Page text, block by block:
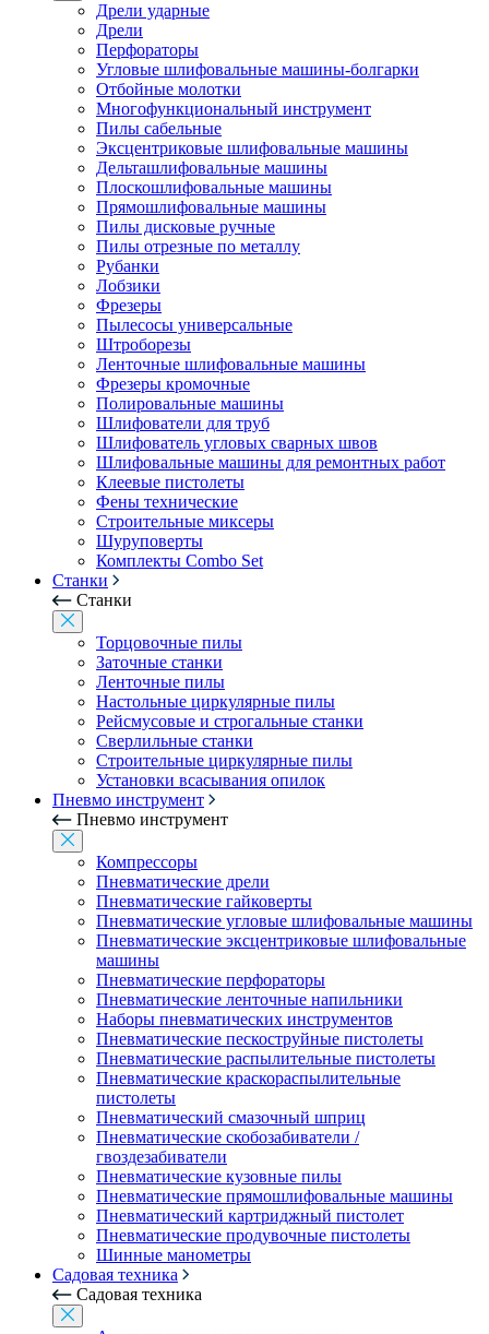
Дрели ударные
Дрели
Перфораторы
Угловые шлифовальные машины-болгарки
Отбойные молотки
Многофункциональный инструмент
Пилы сабельные
Эксцентриковые шлифовальные машины
Дельташлифовальные машины
Плоскошлифовальные машины
Прямошлифовальные машины
Пилы дисковые ручные
Пилы отрезные по металлу
Рубанки
Лобзики
Фрезеры
Пылесосы универсальные
Штроборезы
Ленточные шлифовальные машины
Фрезеры кромочные
Полировальные машины
Шлифователи для труб
Шлифователь угловых сварных швов
Шлифовальные машины для ремонтных работ
Клеевые пистолеты
Фены технические
Строительные миксеры
Шуруповерты
Комплекты Combo Set
Станки
Станки
Торцовочные пилы
Заточные станки
Ленточные пилы
Настольные циркулярные пилы
Рейсмусовые и строгальные станки
Сверлильные станки
Строительные циркулярные пилы
Установки всасывания опилок
Пневмо инструмент
Пневмо инструмент
Компрессоры
Пневматические дрели
Пневматические гайковерты
Пневматические угловые шлифовальные машины
Пневматические эксцентриковые шлифовальные
машины
Пневматические перфораторы
Пневматические ленточные напильники
Наборы пневматических инструментов
Пневматические пескоструйные пистолеты
Пневматические распылительные пистолеты
Пневматические краскораспылительные
пистолеты
Пневматический смазочный шприц
Пневматические скобозабиватели /
гвоздезабиватели
Пневматические кузовные пилы
Пневматические прямошлифовальные машины
Пневматический картриджный пистолет
Пневматические продувочные пистолеты
Шинные манометры
Садовая техника
Садовая техника